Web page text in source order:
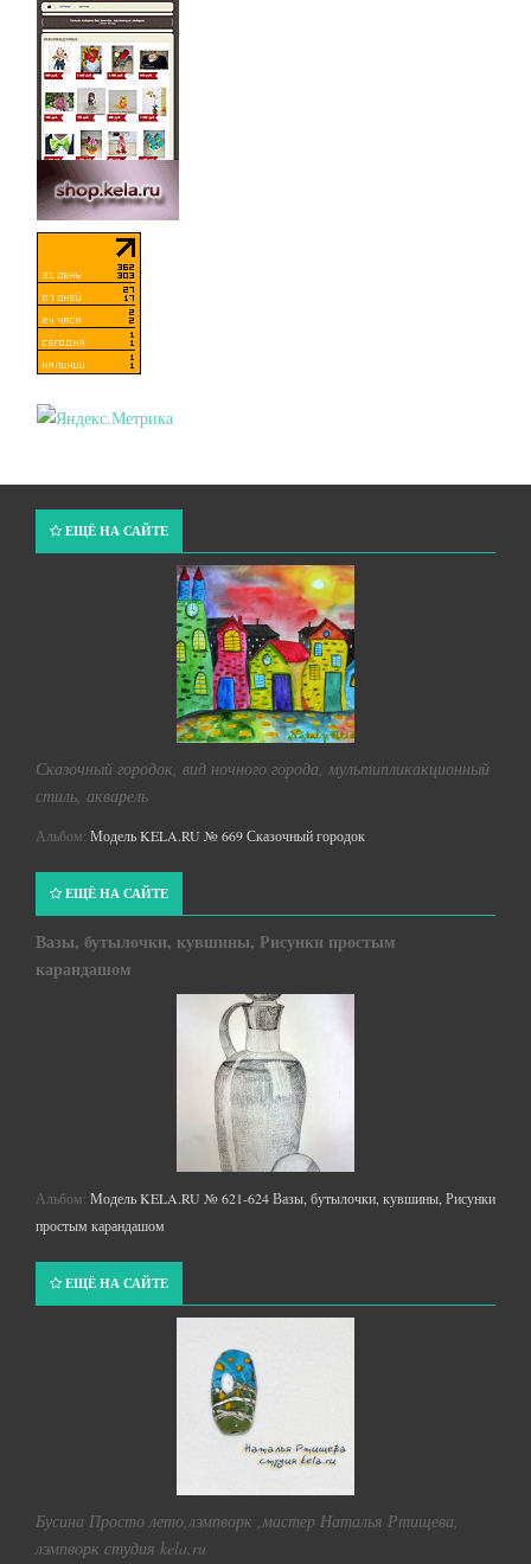
ЕЩЁ НА САЙТЕ
Сказочный городок, вид ночного города, мультипликакционный
стиль, акварель
Альбом: Модель KELA.RU № 669 Сказочный городок
ЕЩЁ НА САЙТЕ
Вазы, бутылочки, кувшины, Рисунки простым
карандашом
Альбом: Модель KELA.RU № 621-624 Вазы, бутылочки, кувшины, Рисунки
простым карандашом
ЕЩЁ НА САЙТЕ
Бусина Просто лето,лэмпворк ,мастер Наталья Ртищева,
лэмпворк студия kela.ru